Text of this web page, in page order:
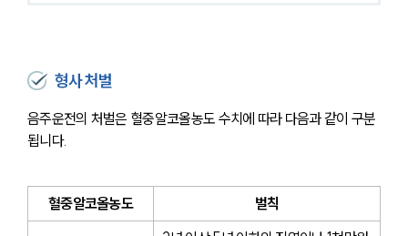
형사 처벌
음주운전의 처벌은 혈중알코올농도 수치에 따라 다음과 같이 구분
됩니다.
혈중알코올농도 벌칙